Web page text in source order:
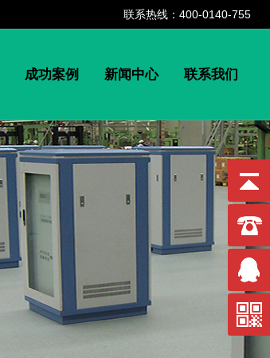
联系热线：400-0140-755
成功案例 新闻中心 联系我们